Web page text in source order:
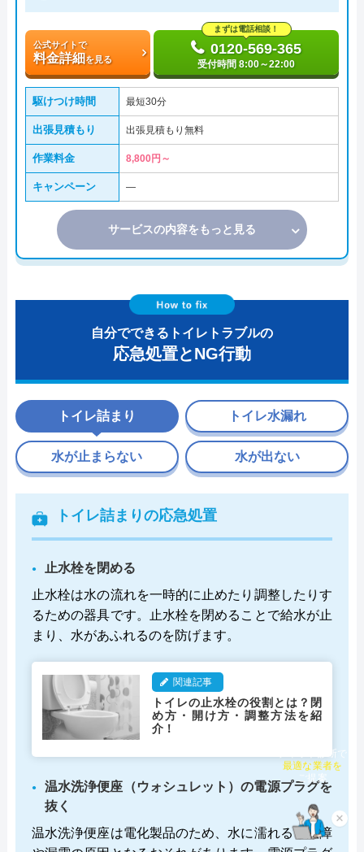
公式サイトで
料金詳細を見る
まずは電話相談！
0120-569-365
受付時間 8:00～22:00
駆けつけ時間 最短30分
出張見積もり 出張見積もり無料
作業料金 8,800円～
キャンペーン ―
サービスの内容をもっと見る
自分でできるトイレトラブルの
応急処置とNG行動
トイレ詰まり
トイレ詰まりの応急処置
止水栓を閉める
止水栓は水の流れを一時的に止めたり調整したりす
るための器具です。止水栓を閉めることで給水が止
まり、水があふれるのを防げます。
関連記事
トイレの止水栓の役割とは？閉
め方・開け方・調整方法を紹
介！
温水洗浄便座（ウォシュレット）の電源プラグを
抜く
温水洗浄便座は電化製品のため、水に濡れると故障
トイレ水漏れ
水が止まらない 水が出ない
×
チャット診断で
最適な業者を
ご提案